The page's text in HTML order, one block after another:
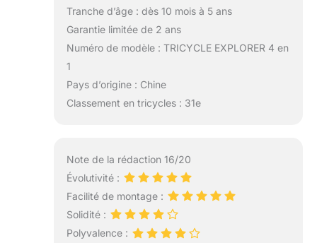
Tranche d’âge : dès 10 mois à 5 ans
Garantie limitée de 2 ans
Numéro de modèle : TRICYCLE EXPLORER 4 en
1
Pays d’origine : Chine
Classement en tricycles : 31e
Note de la rédaction 16/20
Évolutivité :
Facilité de montage :
Solidité :
Polyvalence :